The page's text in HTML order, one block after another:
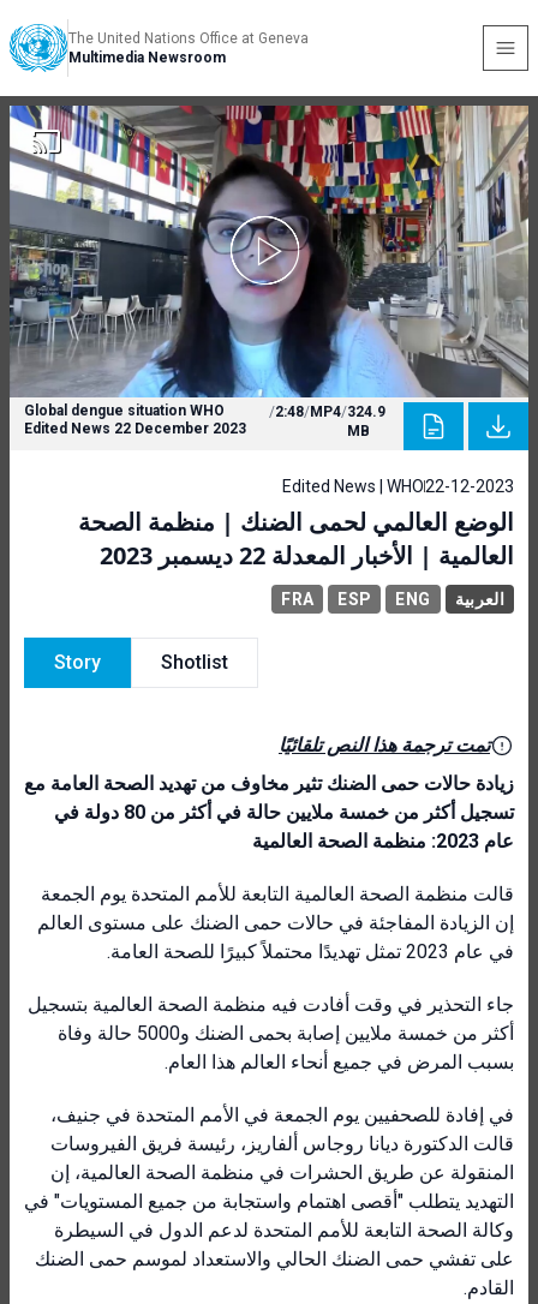
The United Nations Office at Geneva
Multimedia Newsroom
Global dengue situation WHO
Edited News 22 December 2023
/2:48/MP4/324.9
MB
22-12-2023
Edited News | WHO
الوضع العالمي لحمى الضنك | منظمة الصحة
العالمية | الأخبار المعدلة 22 ديسمبر 2023
العربية ENG
ESP
FRA
Story Shotlist
تمت ترجمة هذا النص تلقائيًا
زيادة حالات حمى الضنك تثير مخاوف من تهديد الصحة العامة مع
تسجيل أكثر من خمسة ملايين حالة في أكثر من 80 دولة في
عام 2023: منظمة الصحة العالمية
قالت منظمة الصحة العالمية التابعة للأمم المتحدة يوم الجمعة
إن الزيادة المفاجئة في حالات حمى الضنك على مستوى العالم
في عام 2023 تمثل تهديدًا محتملاً كبيرًا للصحة العامة.
جاء التحذير في وقت أفادت فيه منظمة الصحة العالمية بتسجيل
أكثر من خمسة ملايين إصابة بحمى الضنك و5000 حالة وفاة
بسبب المرض في جميع أنحاء العالم هذا العام.
في إفادة للصحفيين يوم الجمعة في الأمم المتحدة في جنيف،
قالت الدكتورة ديانا روجاس ألفاريز، رئيسة فريق الفيروسات
المنقولة عن طريق الحشرات في منظمة الصحة العالمية، إن
التهديد يتطلب "أقصى اهتمام واستجابة من جميع المستويات" في
وكالة الصحة التابعة للأمم المتحدة لدعم الدول في السيطرة
على تفشي حمى الضنك الحالي والاستعداد لموسم حمى الضنك
القادم.